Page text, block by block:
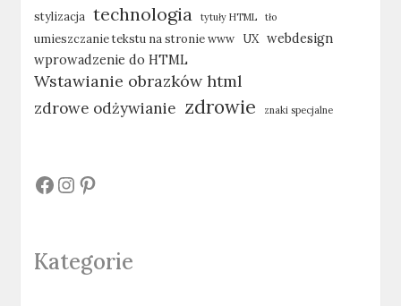
stylizacja technologia tytuły HTML tło
umieszczanie tekstu na stronie www UX webdesign
wprowadzenie do HTML
Wstawianie obrazków html
zdrowe odżywianie zdrowie znaki specjalne
# # #
Kategorie